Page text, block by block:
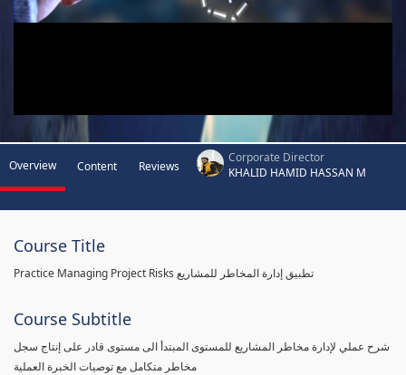
Overview Content Reviews
Corporate Director
KHALID HAMID HASSAN M
Course Title
Practice Managing Project Risks تطبيق إدارة المخاطر للمشاريع
Course Subtitle
شرح عملي لإدارة مخاطر المشاريع للمستوى المبتدأ الى مستوى قادر على إنتاج سجل
مخاطر متكامل مع توصيات الخبرة العملية